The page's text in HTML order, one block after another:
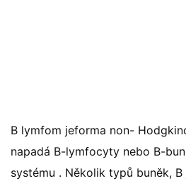
B lymfom jeforma non-
napadá B-lymfocyty nebo B-
systému . Několik typů buněk,